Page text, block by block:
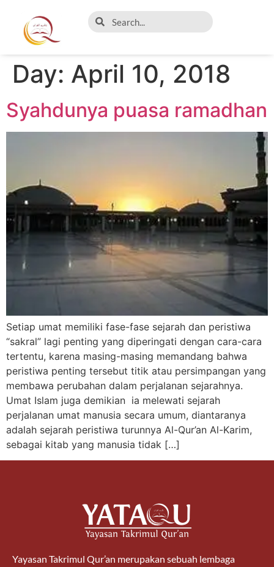
Day: April 10, 2018
Syahdunya puasa ramadhan
Setiap umat memiliki fase-fase sejarah dan peristiwa
“sakral” lagi penting yang diperingati dengan cara-cara
tertentu, karena masing-masing memandang bahwa
peristiwa penting tersebut titik atau persimpangan yang
membawa perubahan dalam perjalanan sejarahnya.
Umat Islam juga demikian ia melewati sejarah
perjalanan umat manusia secara umum, diantaranya
adalah sejarah peristiwa turunnya Al-Qur’an Al-Karim,
sebagai kitab yang manusia tidak […]
Yayasan Takrimul Qur’an merupakan sebuah lembaga